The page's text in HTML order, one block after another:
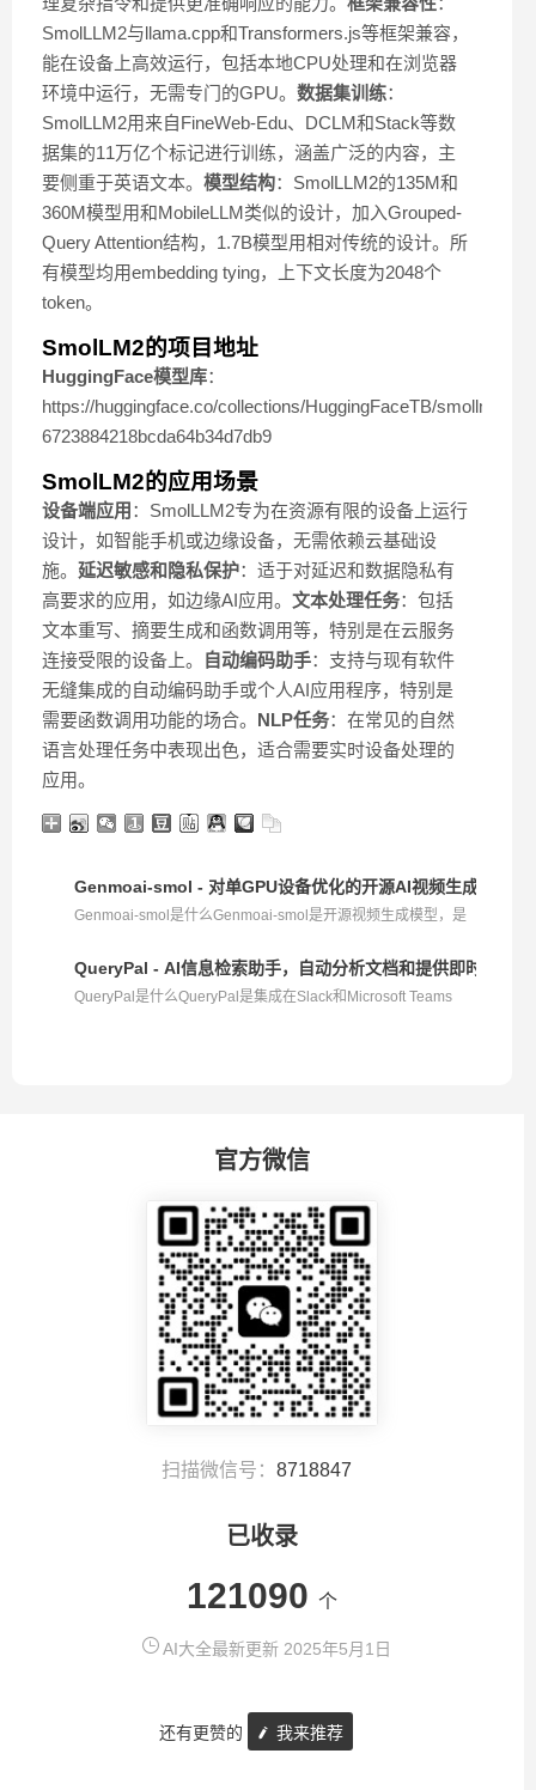
SmolLLM2与llama.cpp和Transformers.js等框架兼容，
能在设备上高效运行，包括本地CPU处理和在浏览器
环境中运行，无需专门的GPU。 数据集训练：
SmolLLM2用来自FineWeb-Edu、DCLM和Stack等数
据集的11万亿个标记进行训练，涵盖广泛的内容，主
要侧重于英语文本。 模型结构：SmolLLM2的135M和
360M模型用和MobileLLM类似的设计，加入Grouped-
Query Attention结构，1.7B模型用相对传统的设计。所
有模型均用embedding tying，上下文长度为2048个
token。
SmolLM2的项目地址
HuggingFace模型库：
https://huggingface.co/collections/HuggingFaceTB/smollm2-
6723884218bcda64b34d7db9
SmolLM2的应用场景
设备端应用 ：SmolLLM2专为在资源有限的设备上运行
设计，如智能手机或边缘设备，无需依赖云基础设
施。 延迟敏感和隐私保护：适于对延迟和数据隐私有
高要求的应用，如边缘AI应用。 文本处理任务：包括
文本重写、摘要生成和函数调用等，特别是在云服务
连接受限的设备上。
自动编码助手：支持与现有软件
无缝集成的自动编码助手或个人AI应用程序，特别是
需要函数调用功能的场合。 NLP任务：在常见的自然
语言处理任务中表现出色，适合需要实时设备处理的
应用。
Genmoai-smol - 对单GPU设备优化的开源AI视频生成模型
Genmoai-smol是什么Genmoai-smol是开源视频生成模型，是
QueryPal - AI信息检索助手，自动分析文档和提供即时问题答
QueryPal是什么QueryPal是集成在Slack和Microsoft Teams
官方微信
扫描微信号： 8718847
已收录
121090 个
AI大全最新更新 2025年5月1日
还有更赞的 我来推荐